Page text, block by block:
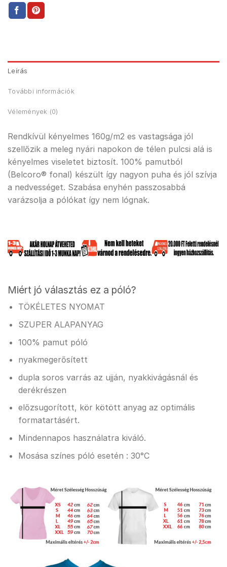
Leírás
További információk
Vélemények (0)
Rendkívül kényelmes 160g/m2 es vastagsága jól
szellőzik a meleg nyári napokon de télen pulcsi alá is
kényelmes viseletet biztosít. 100% pamutból
(Belcoro® fonal) készült így nagyon puha és jól szívja
a nedvességet. Szabása enyhén passzosabbá
varázsolja a pólókat így nem lógnak.
Miért jó választás ez a póló?
TÖKÉLETES NYOMAT
SZUPER ALAPANYAG
100% pamut póló
nyakmegerősített
dupla soros varrás az ujján, nyakkivágásnál és
derékrészen
előzsugorított, kör kötött anyag az optimális
formatartásért.
Mindennapos használatra kiváló.
Mosása színes póló esetén : 30°C